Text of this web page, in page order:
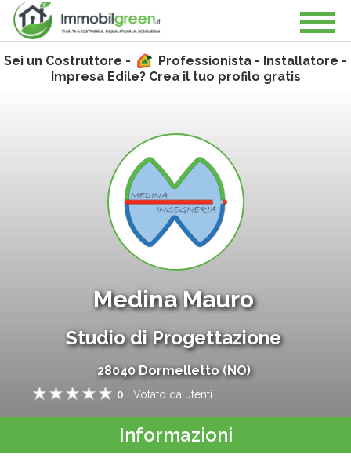
Sei un Costruttore -
Professionista - Installatore -
Impresa Edile? Crea il tuo profilo gratis
Medina Mauro
Studio di Progettazione
28040 Dormelletto(NO)
0 Votato da utenti
Informazioni